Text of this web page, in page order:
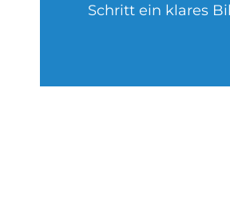
Schritt ein klares